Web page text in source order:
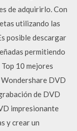
de adquirirlo. Con
utilizando las
posible descargar
permitiendo
10 mejores
DVD
de DVD
impresionante
y crear un